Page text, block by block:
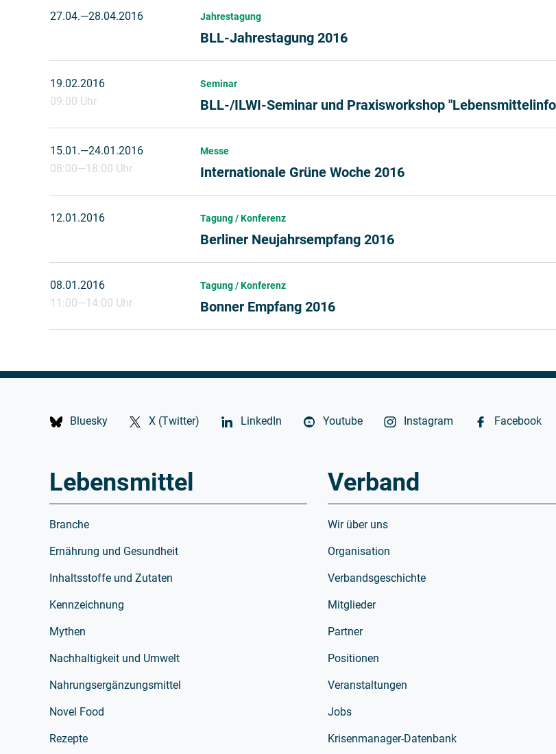
27.04.2016
—28.04.2016 Jahrestagung
BLL-Jahrestagung 2016
19.02.2016
09:00 Uhr
Seminar
BLL-/ILWI-Seminar und Praxisworkshop
15.01.2016
—24.01.2016
08:00—18:00 Uhr
Messe
Internationale Grüne Woche 2016
12.01.2016 Tagung / Konferenz
Berliner Neujahrsempfang 2016
08.01.2016
11:00—14:00 Uhr
Tagung / Konferenz
Bonner Empfang 2016
Bluesky
X (Twitter) LinkedIn Youtube Instagram Facebook
Lebensmittel
Branche
Ernährung und Gesundheit
Inhaltsstoffe und Zutaten
Kennzeichnung
Mythen
Nachhaltigkeit und Umwelt
Nahrungsergänzungsmittel
Novel Food
Rezepte
Verband
Wir über uns
Organisation
Verbandsgeschichte
Mitglieder
Partner
Positionen
Veranstaltungen
Jobs
Krisenmanager-Datenbank